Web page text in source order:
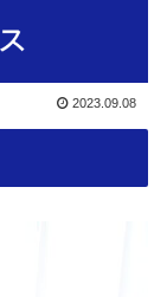
2023.09.08